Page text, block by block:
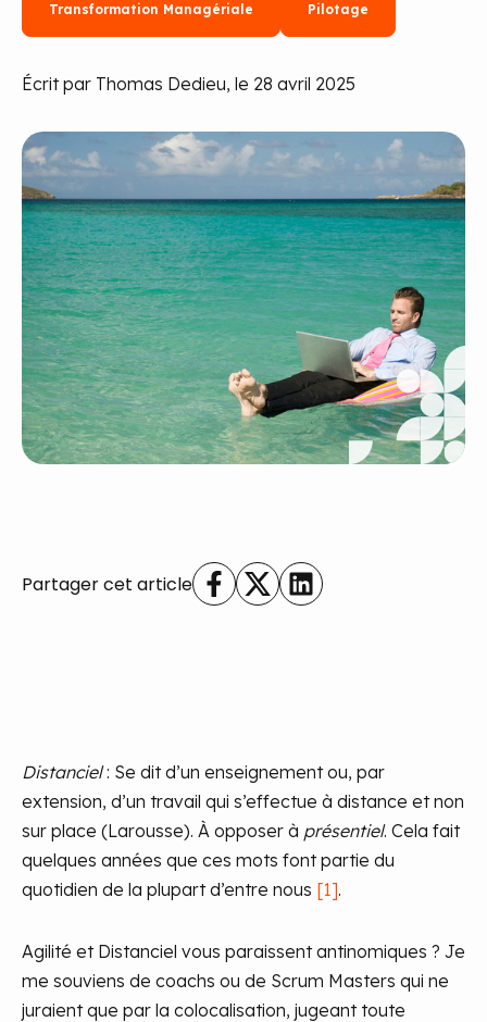
Transformation Managériale Pilotage
Écrit par Thomas Dedieu, le 28 avril 2025
Partager cet article
Distanciel: Se dit d’un enseignement ou, par
extension, d’un travail qui s’effectue à distance et non
sur place (Larousse). À opposer à présentiel. Cela fait
quelques années que ces mots font partie du
quotidien de la plupart d’entre nous [1].
Agilité et Distanciel vous paraissent antinomiques ? Je
me souviens de coachs ou de Scrum Masters qui ne
juraient que par la colocalisation, jugeant toute